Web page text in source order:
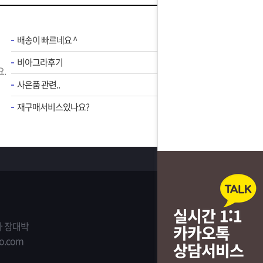
.
배송이 빠르네요 ^
비아그라후기
사은품 관련..
재구매서비스있나요?
장대박